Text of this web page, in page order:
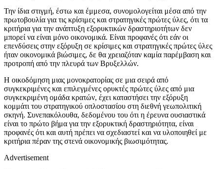
Την ίδια στιγμή, έστω και έμμεσα, συνομολογείται μέσα από την
πρωτοβουλία για τις κρίσιμες και στρατηγικές πρώτες ύλες, ότι τα
κριτήρια για την ανάπτυξη εξορυκτικών δραστηριοτήτων δεν
μπορεί να είναι μόνο οικονομικά. Είναι προφανές ότι εάν οι
επενδύσεις στην εξόρυξη σε κρίσιμες και στρατηγικές πρώτες ύλες
ήταν οικονομικά βιώσιμες, δε θα χρειαζόταν καμία παρέμβαση και
προτροπή από την πλευρά των Βρυξελλών.
Η οικοδόμηση μιας μονοκρατορίας σε μια σειρά από
συγκεκριμένες και επιλεγμένες ορυκτές πρώτες ύλες από μια
συγκεκριμένη ομάδα κρατών, έχει καταστήσει την εξόρυξη
κομμάτι του στρατηγικού οπλοστασίου στη διεθνή γεωπολιτική
σκηνή. Συνεπακόλουθα, δεδομένου του ότι η έρευνα ουσιαστικά
είναι το πρώτο βήμα για την εξορυκτική δραστηριότητα, είναι
προφανές ότι και αυτή πρέπει να σχεδιαστεί και να υλοποιηθεί με
κριτήρια πέραν της στενά οικονομικής βιωσιμότητας.
Advertisement